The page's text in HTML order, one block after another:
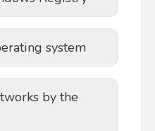
system
by the